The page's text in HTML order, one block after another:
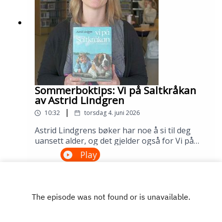
Sommerboktips: Vi på Saltkråkan
av Astrid Lindgren
10:32 | torsdag 4. juni 2026
Astrid Lindgrens bøker har noe å si til deg
uansett alder, og det gjelder også for Vi på
Saltkråkan. Dette er den eneste Lindgren-
boken som ble skrevet etter filmatiseringen,
generasjon. Lån den på biblioteket ditt!---
Innspilt på Sandnes bibliotek i april
Play